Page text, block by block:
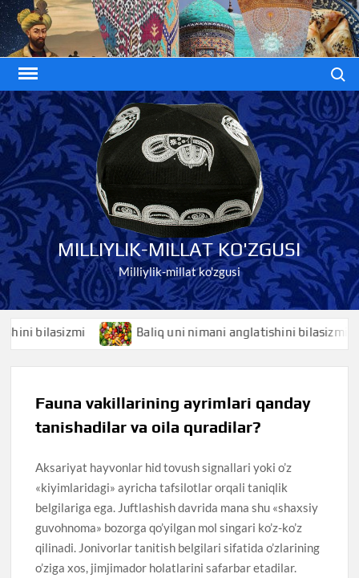
Skip
to
content
MILLIYLIK-MILLAT KO'ZGUSI
Milliylik-millat ko'zgusi
bilasizmi Baliq uni nimani anglatishini bilasizmi
Fauna vakillarining ayrimlari qanday
tanishadilar va oila quradilar?
Aksariyat hayvonlar hid tovush signallari yoki o’z
«kiyimlaridagi» ayricha tafsilotlar orqali taniqlik
belgilariga ega. Juftlashish davrida mana shu «shaxsiy
guvohnoma» bozorga qo’yilgan mol singari ko’z-ko’z
qilinadi. Jonivorlar tanitish belgilari sifatida o’zlarining
o’ziga xos, jimjimador holatlarini safarbar etadilar.